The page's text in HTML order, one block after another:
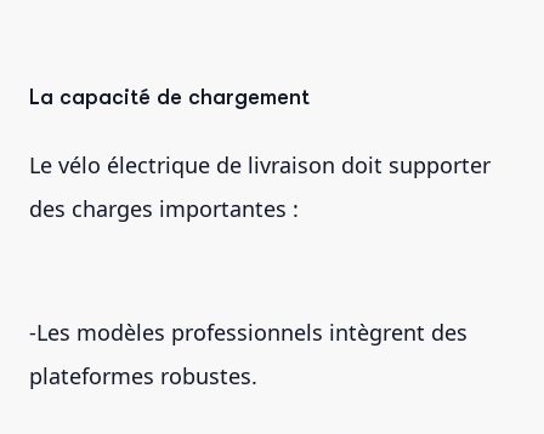
La capacité de chargement
Le vélo électrique de livraison doit supporter
des charges importantes :
-Les modèles professionnels intègrent des
plateformes robustes.